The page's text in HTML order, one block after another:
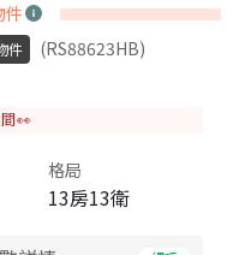
件
件
(RS88623HB)
👀
格局
13房13衛